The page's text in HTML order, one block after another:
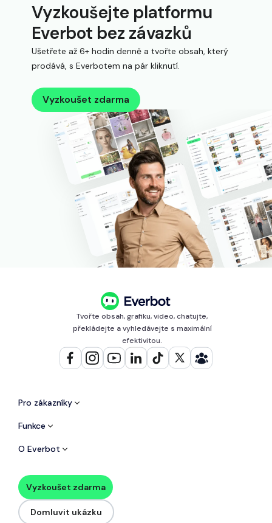
Vyzkoušejte platformu
Everbot bez závazků
Ušetřete až 6+ hodin denně a tvořte obsah, který
prodává, s Everbotem na pár kliknutí.
Vyzkoušet zdarma
Tvořte obsah, grafiku, video, chatujte,
překládejte a vyhledávejte s maximální
efektivitou.
Pro zákazníky
Funkce
O Everbot
Vyzkoušet zdarma
Domluvit ukázku